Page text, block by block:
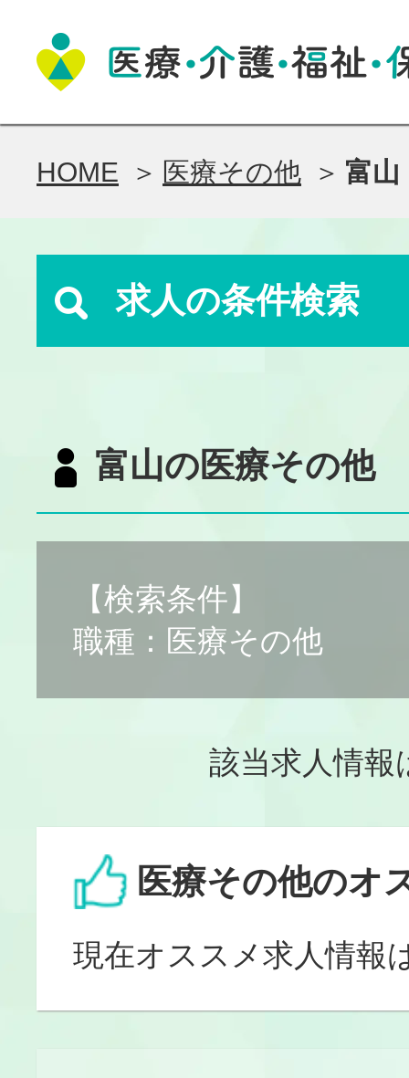
HOME 医療その他 富山
求人の条件検索
富山の医療その他
【検索条件】
職種：医療その他
該当求人情
医療その他のオ
現在オススメ求人情報